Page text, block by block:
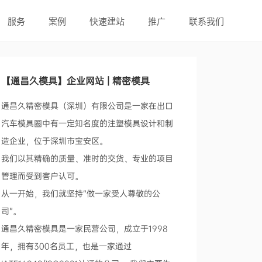
服务 案例 快速建站 推广 联系我们
【通昌久模具】企业网站 | 精密模具
通昌久精密模具（深圳）有限公司是一家在出口
汽车模具圈中有一定知名度的注塑模具设计和制
造企业，位于深圳市宝安区。
我们以其精确的质量、准时的交货、专业的项目
管理而受到客户认可。
从一开始，我们就坚持“做一家受人尊敬的公
司”。
通昌久精密模具是一家民营公司，成立于1998
年，拥有300名员工，也是一家通过